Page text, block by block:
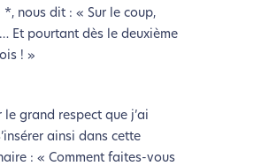
nous dit : « Sur le coup,
Et pourtant dès le deuxième
! »
grand respect que j’ai
ainsi dans cette
: « Comment faites-vous